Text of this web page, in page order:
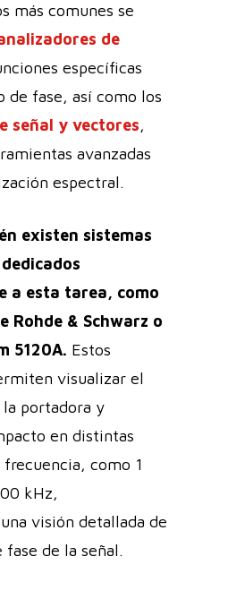
más comunes se
de
específicas
de fase, así como los
señal y vectores,
avanzadas
espectral.
existen sistemas
a esta tarea, como
Rohde & Schwarz o
5120A. Estos
visualizar el
portadora y
en distintas
como 1
kHz,
visión detallada de
de la señal.